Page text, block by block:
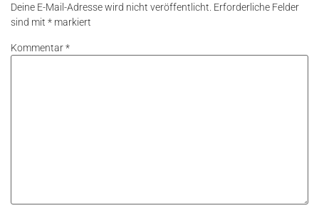
Deine E-Mail-Adresse wird nicht veröffentlicht. Erforderliche Felder
sind mit * markiert
Kommentar*